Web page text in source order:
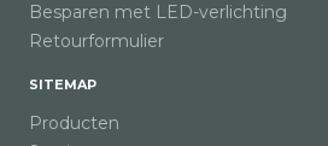
Besparen met LED-verlichting
Retourformulier
SITEMAP
Producten